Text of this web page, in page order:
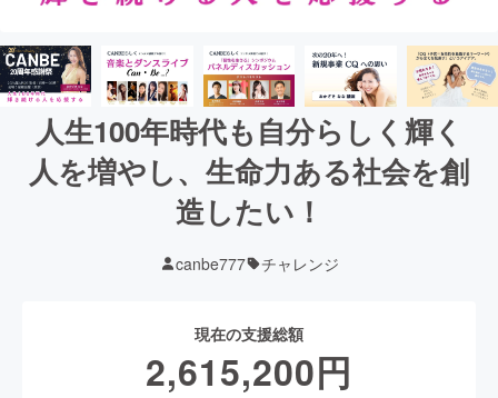
人生100年時代も自分らしく輝く
人を増やし、生命力ある社会を創
造したい！
canbe777 チャレンジ
現在の支援総額
2,615,200円